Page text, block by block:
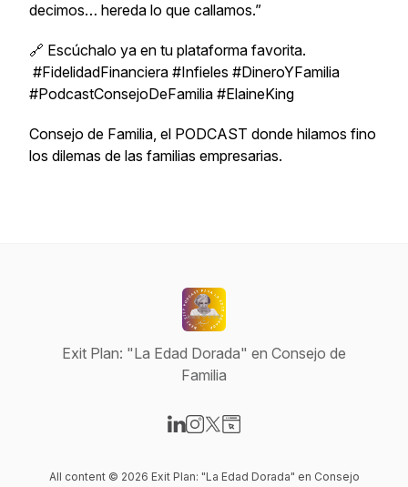
decimos… hereda lo que callamos.”
🔗 Escúchalo ya en tu plataforma favorita.
#FidelidadFinanciera #Infieles #DineroYFamilia
#PodcastConsejoDeFamilia #ElaineKing
Consejo de Familia, el PODCAST donde hilamos fino
los dilemas de las familias empresarias.
Exit Plan: "La Edad Dorada" en Consejo de
Familia
All content © 2026 Exit Plan: "La Edad Dorada" en Consejo